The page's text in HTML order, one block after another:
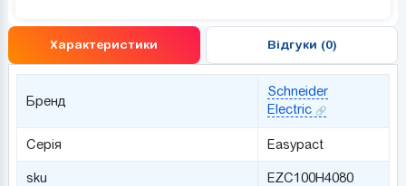
Характеристики Відгуки (0)
Бренд
Schneider
Electric
Серія Easypact
sku EZC100H4080